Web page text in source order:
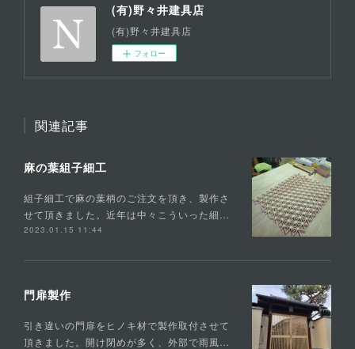
(有)野々井建具店
(有)野々井建具店
フォロー
関連記事
麻の葉組子細工
組子細工で麻の葉柄のご注文を頂き、製作さ
せて頂きました。近年は中々こういった細…
2023.01.15 11:44
門扉製作
引き違いの門扉をヒノキ材で製作取付させて
頂きました。開け閉めが多く、外部で雨風…